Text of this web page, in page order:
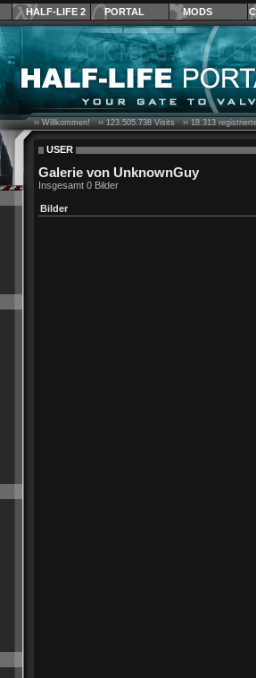
HALF-LIFE 2 PORTAL MODS
›› Willkommen! ››123.505.738Visits ››18.313
USER
Galerie von UnknownGuy
Insgesamt 0 Bilder
Bilder